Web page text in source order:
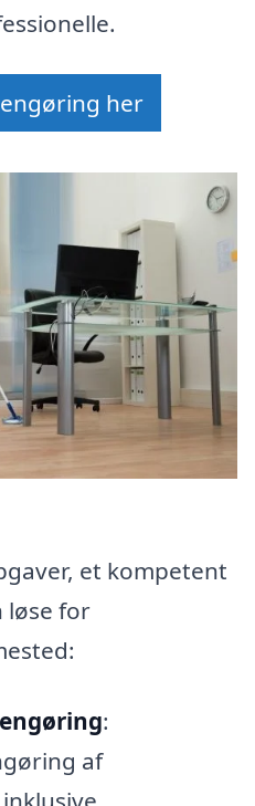
her
et kompetent
løse for
:
af